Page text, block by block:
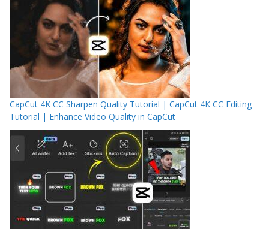
CapCut 4K CC Sharpen Quality Tutorial | CapCut 4K CC Editing
Tutorial | Enhance Video Quality in CapCut